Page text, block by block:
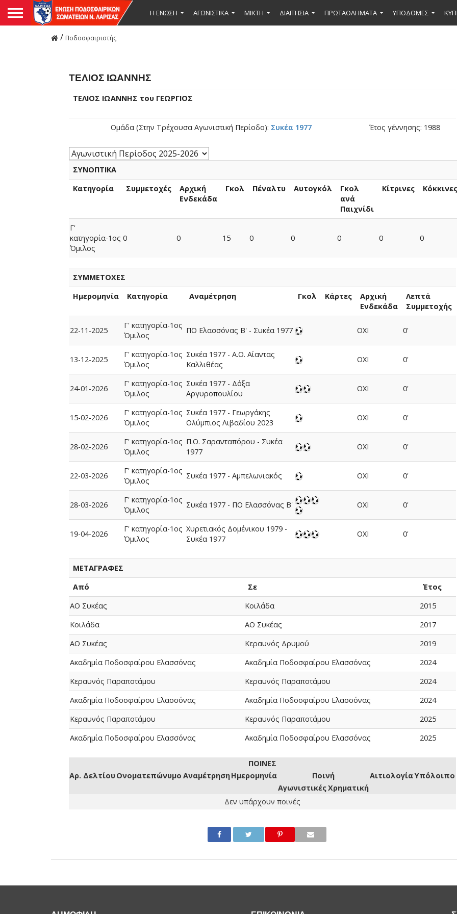
Η ΕΝΩΣΗ ΑΓΩΝΙΣΤΙΚΑ ΜΙΚΤΉ ΔΙΑΙΤΗΣΙΑ ΠΡΩΤΑΘΛΗΜΑΤΑ ΥΠΟΔΟΜΕΣ
/ Ποδοσφαιριστής
ΤΕΛΙΟΣ ΙΩΑΝΝΗΣ
ΤΕΛΙΟΣ ΙΩΑΝΝΗΣ του ΓΕΩΡΓΙΟΣ
Ομάδα (Στην Τρέχουσα Αγωνιστική Περίοδο): Συκέα 1977 Έτος γέννησης: 1988
ΣΥΝΟΠΤΙΚΑ
Κατηγορία
Συμμετοχές
Αρχική
Ενδεκάδα
Γκολ Πέναλτυ Αυτογκόλ
Γκολ
ανά
Παιχνίδι
Κίτρινες Κόκκινες
Γ'
κατηγορία-1ος
Όμιλος
0 0 15 0 0 0 0 0
ΣΥΜΜΕΤΟΧΕΣ
Ημερομηνία
Κατηγορία Αναμέτρηση Γκολ Κάρτες
Αρχική
Ενδεκάδα
Λεπτά
Συμμετοχής
22-11-2025
Γ' κατηγορία-1ος
Όμιλος
ΠΟ Ελασσόνας Β' - Συκέα 1977 ΟΧΙ 0'
13-12-2025
Γ' κατηγορία-1ος
Όμιλος
Συκέα 1977 - Α.Ο. Αίαντας
Καλλιθέας
ΟΧΙ 0'
24-01-2026
Γ' κατηγορία-1ος
Όμιλος
Συκέα 1977 - Δόξα
Αργυροπουλίου
ΟΧΙ 0'
15-02-2026
Γ' κατηγορία-1ος
Όμιλος
Συκέα 1977 - Γεωργάκης
Ολύμπιος Λιβαδίου 2023
ΟΧΙ 0'
28-02-2026
Γ' κατηγορία-1ος
Όμιλος
Π.Ο. Σαρανταπόρου - Συκέα
1977
ΟΧΙ 0'
22-03-2026
Γ' κατηγορία-1ος
Όμιλος
Συκέα 1977 - Αμπελωνιακός ΟΧΙ 0'
28-03-2026
Γ' κατηγορία-1ος
Όμιλος
Συκέα 1977 - ΠΟ Ελασσόνας Β' ΟΧΙ 0'
19-04-2026
Γ' κατηγορία-1ος
Όμιλος
Χυρετιακός Δομένικου 1979 -
Συκέα 1977
ΟΧΙ 0'
ΜΕΤΑΓΡΑΦΕΣ
Από
Σε
Έτος
ΑΟ Συκέας
Κοιλάδα
2015
Κοιλάδα
ΑΟ Συκέας
2017
ΑΟ Συκέας
Κεραυνός Δρυμού
2019
Ακαδημία Ποδοσφαίρου Ελασσόνας
Ακαδημία Ποδοσφαίρου Ελασσόνας
2024
Κεραυνός Παραποτάμου
Κεραυνός Παραποτάμου
2024
Ακαδημία Ποδοσφαίρου Ελασσόνας
Ακαδημία Ποδοσφαίρου Ελασσόνας
2024
Κεραυνός Παραποτάμου
Κεραυνός Παραποτάμου
2025
Ακαδημία Ποδοσφαίρου Ελασσόνας
Ακαδημία Ποδοσφαίρου Ελασσόνας 2025
ΠΟΙΝΕΣ
Αρ. ΔελτίουΟνοματεπώνυμο ΑναμέτρησηΗμερομηνία Ποινή ΑιτιολογίαΥπόλοιπο
ΑγωνιστικέςΧρηματική
Δεν υπάρχουν ποινές